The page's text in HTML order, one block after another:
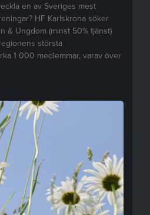
en av Sveriges mest
HF Karlskrona söker
& Ungdom (minst 50% tjänst)
största
1 000 medlemmar, varav över